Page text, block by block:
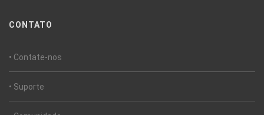
CONTATO
• Contate-nos
• Suporte